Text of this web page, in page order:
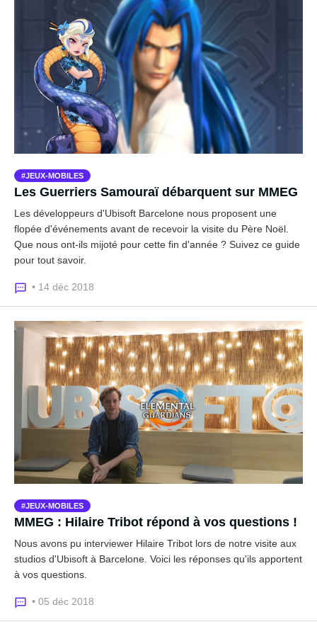
JEUX-MOBILES
Les Guerriers Samouraï débarquent sur MMEG
Les développeurs d'Ubisoft Barcelone nous proposent une
flopée d'événements avant de recevoir la visite du Père Noël.
Que nous ont-ils mijoté pour cette fin d'année ? Suivez ce guide
pour tout savoir.
• 14 déc 2018
JEUX-MOBILES
MMEG : Hilaire Tribot répond à vos questions !
Nous avons pu interviewer Hilaire Tribot lors de notre visite aux
studios d'Ubisoft à Barcelone. Voici les réponses qu'ils apportent
à vos questions.
• 05 déc 2018